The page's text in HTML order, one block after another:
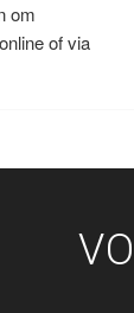
om
of via